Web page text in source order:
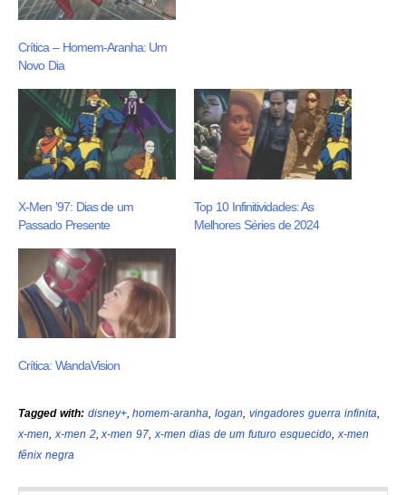
Crítica – Homem-Aranha: Um
Novo Dia
X-Men ’97: Dias de um
Passado Presente
Top 10 Infinitividades: As
Melhores Séries de 2024
Crítica: WandaVision
Tagged with: disney+,homem-aranha,logan,vingadores guerra infinita,
x-men,x-men 2,x-men 97,x-men dias de um futuro esquecido,x-men
fênix negra